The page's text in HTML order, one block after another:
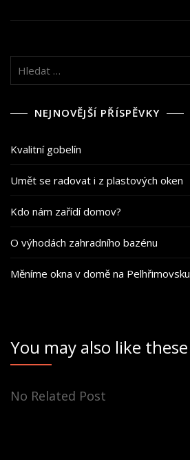
Vyhledávání
NEJNOVĚJŠÍ PŘÍSPĚVKY
Kvalitní gobelín
Umět se radovat i z plastových oken
Kdo nám zařídí domov?
O výhodách zahradního bazénu
Měníme okna v domě na Pelhřimovsku
You may also like these
No Related Post